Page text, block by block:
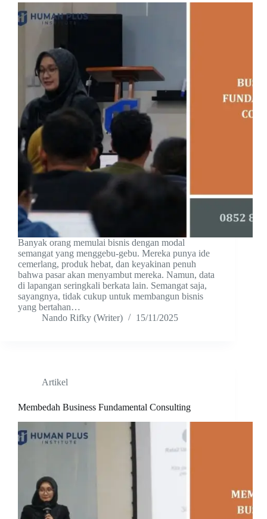
Banyak orang memulai bisnis dengan modal
semangat yang menggebu-gebu. Mereka punya ide
cemerlang, produk hebat, dan keyakinan penuh
bahwa pasar akan menyambut mereka. Namun, data
di lapangan seringkali berkata lain. Semangat saja,
sayangnya, tidak cukup untuk membangun bisnis
yang bertahan…
Nando Rifky (Writer)
15/11/2025
Artikel
Membedah Business Fundamental Consulting